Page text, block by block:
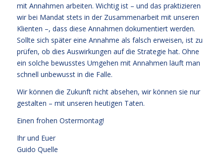
mit Annahmen arbeiten. Wichtig ist – und das praktizieren
wir bei Mandat stets in der Zusammenarbeit mit unseren
Klienten –, dass diese Annahmen dokumentiert werden.
Sollte sich später eine Annahme als falsch erweisen, ist zu
prüfen, ob dies Auswirkungen auf die Strategie hat. Ohne
ein solche bewusstes Umgehen mit Annahmen läuft man
schnell unbewusst in die Falle.
Wir können die Zukunft nicht absehen, wir können sie nur
gestalten – mit unseren heutigen Taten.
Einen frohen Ostermontag!
Ihr und Euer
Guido Quelle